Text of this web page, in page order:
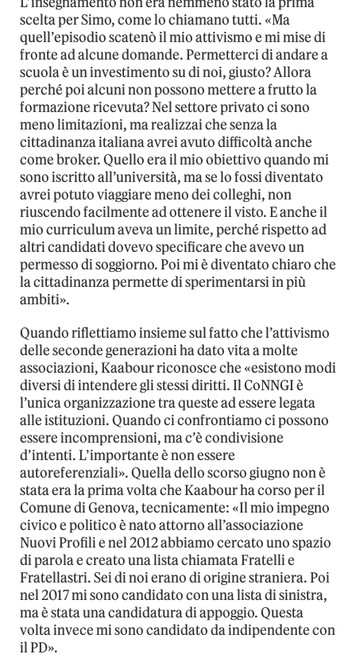
scelta per Simo, come lo chiamano tutti. «Ma
quell’episodio scatenò il mio attivismo e mi mise di
fronte ad alcune domande. Permetterci di andare a
scuola è un investimento su di noi, giusto? Allora
perché poi alcuni non possono mettere a frutto la
formazione ricevuta? Nel settore privato ci sono
meno limitazioni, ma realizzai che senza la
cittadinanza italiana avrei avuto difficoltà anche
come broker. Quello era il mio obiettivo quando mi
sono iscritto all’università, ma se lo fossi diventato
avrei potuto viaggiare meno dei colleghi, non
riuscendo facilmente ad ottenere il visto. E anche il
mio curriculum aveva un limite, perché rispetto ad
altri candidati dovevo specificare che avevo un
permesso di soggiorno. Poi mi è diventato chiaro che
la cittadinanza permette di sperimentarsi in più
ambiti».
Quando riflettiamo insieme sul fatto che l’attivismo
delle seconde generazioni ha dato vita a molte
associazioni, Kaabour riconosce che «esistono modi
diversi di intendere gli stessi diritti. Il CoNNGI è
l’unica organizzazione tra queste ad essere legata
alle istituzioni. Quando ci confrontiamo ci possono
essere incomprensioni, ma c’è condivisione
d’intenti. L’importante è non essere
autoreferenziali». Quella dello scorso giugno non è
stata era la prima volta che Kaabour ha corso per il
Comune di Genova, tecnicamente: «Il mio impegno
civico e politico è nato attorno all’associazione
Nuovi Profili e nel 2012 abbiamo cercato uno spazio
di parola e creato una lista chiamata Fratelli e
Fratellastri. Sei di noi erano di origine straniera. Poi
nel 2017 mi sono candidato con una lista di sinistra,
ma è stata una candidatura di appoggio. Questa
volta invece mi sono candidato da indipendente con
il PD».